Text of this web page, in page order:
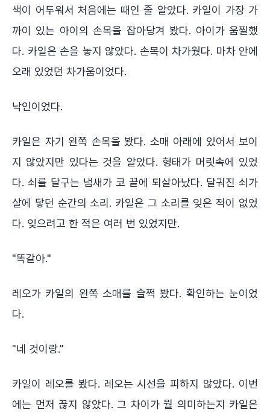
색이 어두워서 처음에는 때인 줄 알았다. 카일이 가장 가
까이 있는 아이의 손목을 잡아당겨 봤다. 아이가 움찔했
다. 카일은 손을 놓지 않았다. 손목이 차가웠다. 마차 안에
오래 있었던 차가움이었다.
낙인이었다.
카일은 자기 왼쪽 손목을 봤다. 소매 아래에 있어서 보이
지 않았지만 있다는 것을 알았다. 형태가 머릿속에 있었
다. 쇠를 달구는 냄새가 코 끝에 되살아났다. 달궈진 쇠가
살에 닿던 순간의 소리. 카일은 그 소리를 잊은 적이 없었
다. 잊으려고 한 적은 여러 번 있었지만.
"똑같아."
레오가 카일의 왼쪽 소매를 슬쩍 봤다. 확인하는 눈이었
다.
"네 것이랑."
카일이 레오를 봤다. 레오는 시선을 피하지 않았다. 이번
에는 먼저 끊지 않았다. 그 차이가 뭘 의미하는지 카일은